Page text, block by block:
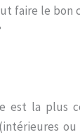
faire le bon
est la plus